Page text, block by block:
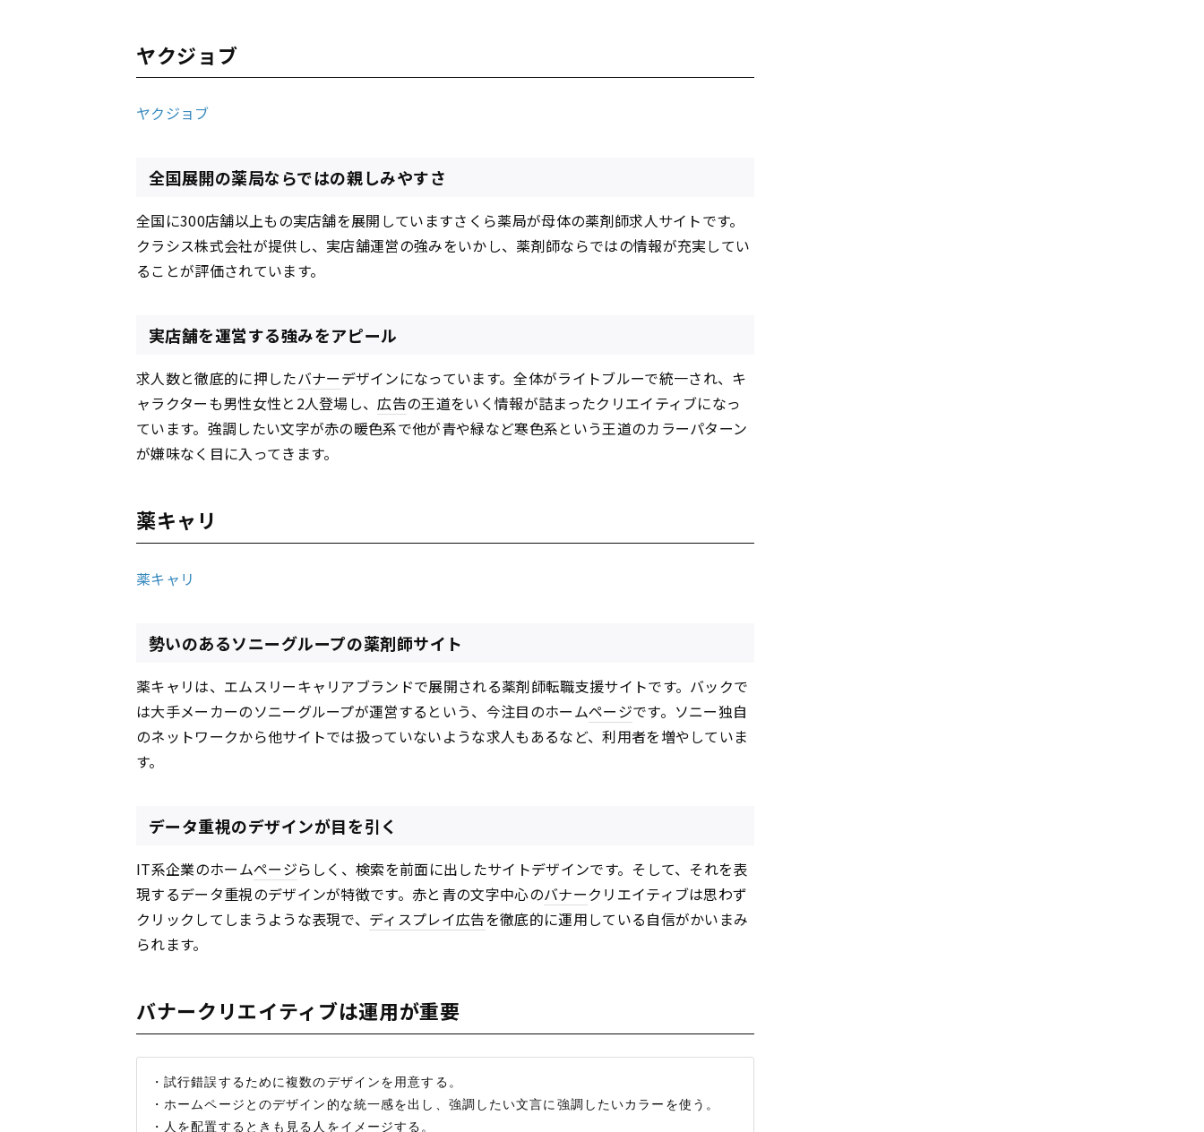
ヤクジョブ
ヤクジョブ
全国展開の薬局ならではの親しみやすさ
全国に300店舗以上もの実店舗を展開していますさくら薬局が母体の薬剤師求人サイトです。
クラシス株式会社が提供し、実店舗運営の強みをいかし、薬剤師ならではの情報が充実してい
ることが評価されています。
実店舗を運営する強みをアピール
求人数と徹底的に押したバナーデザインになっています。全体がライトブルーで統一され、キ
ャラクターも男性女性と2人登場し、広告の王道をいく情報が詰まったクリエイティブになっ
ています。強調したい文字が赤の暖色系で他が青や緑など寒色系という王道のカラーパターン
が嫌味なく目に入ってきます。
薬キャリ
薬キャリ
勢いのあるソニーグループの薬剤師サイト
薬キャリは、エムスリーキャリアブランドで展開される薬剤師転職支援サイトです。バックで
は大手メーカーのソニーグループが運営するという、今注目のホームページです。ソニー独自
のネットワークから他サイトでは扱っていないような求人もあるなど、利用者を増やしていま
す。
データ重視のデザインが目を引く
IT系企業のホームページらしく、検索を前面に出したサイトデザインです。そして、それを表
現するデータ重視のデザインが特徴です。赤と青の文字中心のバナークリエイティブは思わず
クリックしてしまうような表現で、 ディスプレイ広告を徹底的に運用している自信がかいまみ
られます。
バナークリエイティブは運用が重要
・試行錯誤するために複数のデザインを用意する。
・ホームページとのデザイン的な統一感を出し、強調したい文言に強調したいカラーを使う。